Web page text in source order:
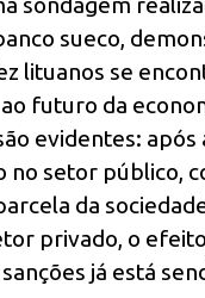
sueco,
lituanos se
futuro da
evidentes: após
no setor público,
da
privado, o efeito
já está